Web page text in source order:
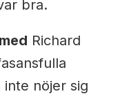
bra.
Richard
nöjer sig